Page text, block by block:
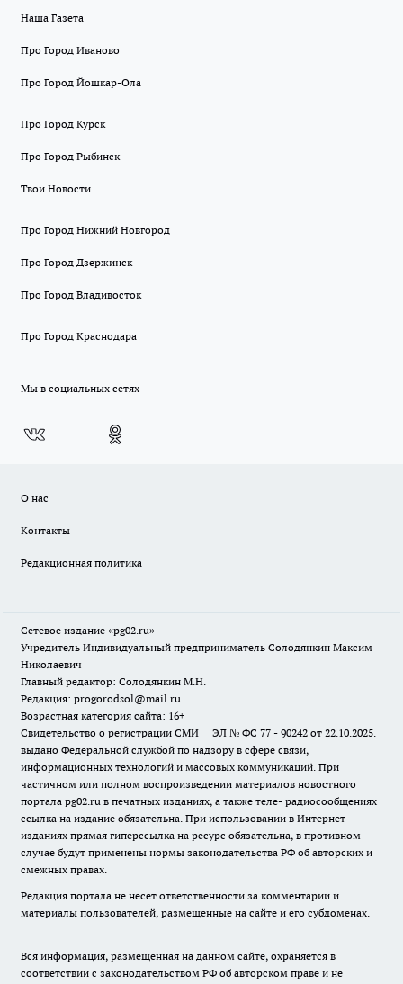
Наша Газета
Про Город Иваново
Про Город Йошкар-Ола
Про Город Курск
Про Город Рыбинск
Твои Новости
Про Город Нижний Новгород
Про Город Дзержинск
Про Город Владивосток
Про Город Краснодара
Мы в социальных сетях
О нас
Контакты
Редакционная политика
Сетевое издание «pg02.ru»
Учредитель Индивидуальный предприниматель Солодянкин Максим
Николаевич
Главный редактор: Солодянкин М.Н.
Редакция: progorodsol@mail.ru
Возрастная категория сайта: 16+
Свидетельство о регистрации СМИ ЭЛ № ФС 77 - 90242 от 22.10.2025.
выдано Федеральной службой по надзору в сфере связи,
информационных технологий и массовых коммуникаций. При
частичном или полном воспроизведении материалов новостного
портала pg02.ru в печатных изданиях, а также теле- радиосообщениях
ссылка на издание обязательна. При использовании в Интернет-
изданиях прямая гиперссылка на ресурс обязательна, в противном
случае будут применены нормы законодательства РФ об авторских и
смежных правах.
Редакция портала не несет ответственности за комментарии и
материалы пользователей, размещенные на сайте и его субдоменах.
Вся информация, размещенная на данном сайте, охраняется в
соответствии с законодательством РФ об авторском праве и не